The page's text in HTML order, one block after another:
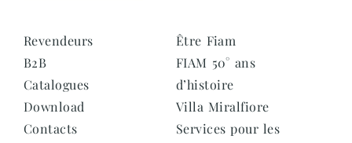
Revendeurs
B2B
Catalogues
Download
Contacts
Être Fiam
FIAM 50° ans
d’histoire
Villa Miralfiore
Services pour les